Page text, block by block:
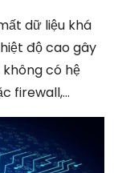
dữ liệu khá
độ cao gây
có hệ
firewall,…